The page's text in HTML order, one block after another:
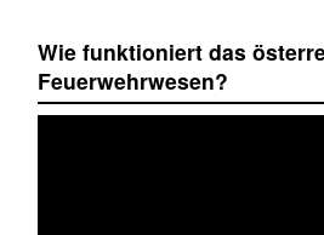
Wie funktioniert das
Feuerwehrwesen?